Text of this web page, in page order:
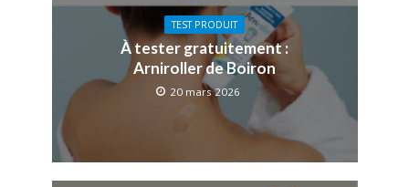
TEST PRODUIT
À tester gratuitement :
Arniroller de Boiron
20 mars 2026